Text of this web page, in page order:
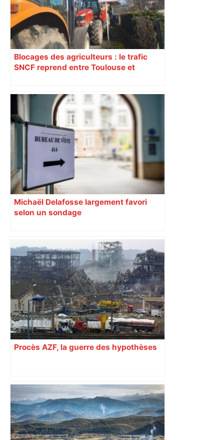
Blocages des agriculteurs : le trafic
SNCF reprend entre Toulouse et
Michaël Delafosse largement favori
selon un sondage
Procès AZF, la guerre des hypothèses